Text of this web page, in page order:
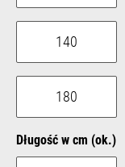
140
180
Select
Długość w cm (ok.)